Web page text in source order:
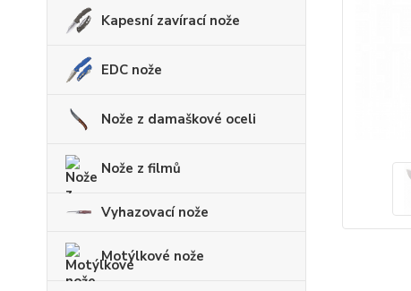
Kapesní zavírací nože
EDC nože
Nože z damaškové oceli
Nože z filmů
Vyhazovací nože
Motýlkové nože